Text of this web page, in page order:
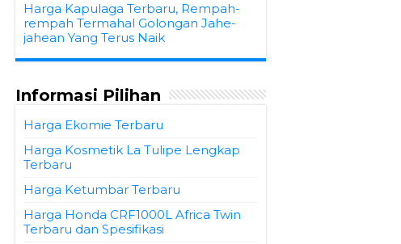
Harga Kapulaga Terbaru, Rempah-
rempah Termahal Golongan Jahe-
jahean Yang Terus Naik
Informasi Pilihan
Harga Ekomie Terbaru
Harga Kosmetik La Tulipe Lengkap
Terbaru
Harga Ketumbar Terbaru
Harga Honda CRF1000L Africa Twin
Terbaru dan Spesifikasi